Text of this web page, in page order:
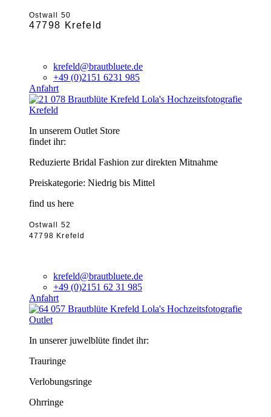
Ostwall 50
47798 Krefeld
krefeld@brautbluete.de
+49 (0)2151 6231 985
Anfahrt
Krefeld
In unserem Outlet Store
findet ihr:
Reduzierte Bridal Fashion zur direkten Mitnahme
Preiskategorie: Niedrig bis Mittel
find us here
Ostwall 52
47798 Krefeld
krefeld@brautbluete.de
+49 (0)2151 62 31 985
Anfahrt
Outlet
In unserer juwelblüte findet ihr:
Trauringe
Verlobungsringe
Ohrringe